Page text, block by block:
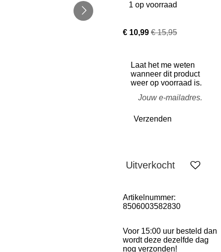
1 op voorraad
€ 10,99 € 15,95
Laat het me weten
wanneer dit product
weer op voorraad is.
Verzenden
Uitverkocht
Artikelnummer:
8506003582830
Voor 15:00 uur besteld dan
wordt deze dezelfde dag
nog verzonden!